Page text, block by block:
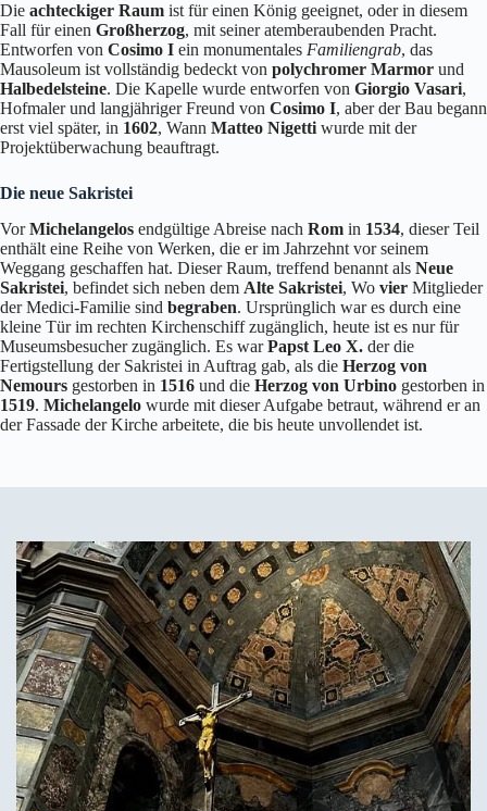
Die achteckiger Raum ist für einen König geeignet, oder in diesem
Fall für einen Großherzog, mit seiner atemberaubenden Pracht.
Entworfen von Cosimo I ein monumentales Familiengrab, das
Mausoleum ist vollständig bedeckt von polychromer Marmor und
Halbedelsteine. Die Kapelle wurde entworfen von Giorgio Vasari,
Hofmaler und langjähriger Freund von Cosimo I, aber der Bau begann
erst viel später, in 1602, Wann Matteo Nigetti wurde mit der
Projektüberwachung beauftragt.
Die neue Sakristei
VorMichelangelos endgültige Abreise nach Rom in 1534, dieser Teil
enthält eine Reihe von Werken, die er im Jahrzehnt vor seinem
Weggang geschaffen hat. Dieser Raum, treffend benannt als Neue
Sakristei, befindet sich neben dem Alte Sakristei, Wo vier Mitglieder
der Medici-Familie sind begraben. Ursprünglich war es durch eine
kleine Tür im rechten Kirchenschiff zugänglich, heute ist es nur für
Museumsbesucher zugänglich. Es warPapst Leo X. der die
Fertigstellung der Sakristei in Auftrag gab, als die Herzog von
Nemours gestorben in 1516 und die Herzog von Urbino gestorben in
1519. Michelangelo wurde mit dieser Aufgabe betraut, während er an
der Fassade der Kirche arbeitete, die bis heute unvollendet ist.